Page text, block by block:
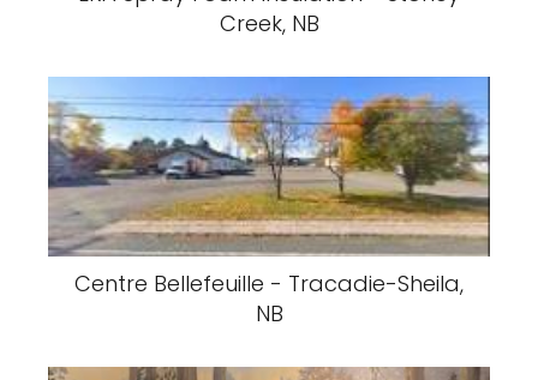
Creek, NB
Centre Bellefeuille - Tracadie-Sheila,
NB